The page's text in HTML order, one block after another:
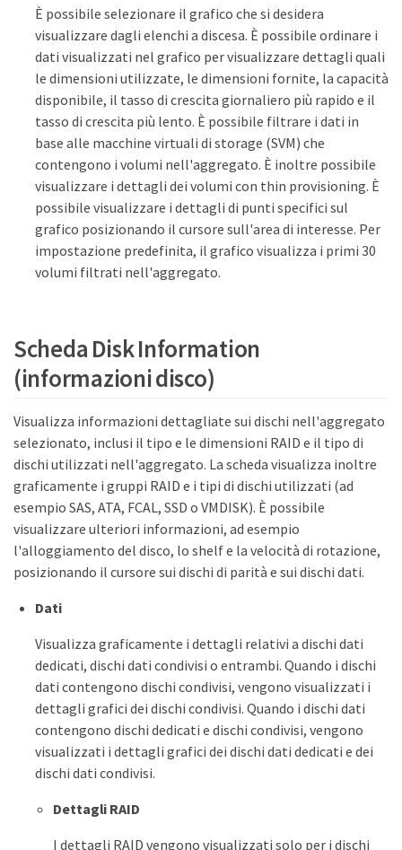
È possibile selezionare il grafico che si desidera
visualizzare dagli elenchi a discesa. È possibile ordinare i
dati visualizzati nel grafico per visualizzare dettagli quali
le dimensioni utilizzate, le dimensioni fornite, la capacità
disponibile, il tasso di crescita giornaliero più rapido e il
tasso di crescita più lento. È possibile filtrare i dati in
base alle macchine virtuali di storage (SVM) che
contengono i volumi nell'aggregato. È inoltre possibile
visualizzare i dettagli dei volumi con thin provisioning. È
possibile visualizzare i dettagli di punti specifici sul
grafico posizionando il cursore sull'area di interesse. Per
impostazione predefinita, il grafico visualizza i primi 30
volumi filtrati nell'aggregato.
Scheda Disk Information
(informazioni disco)
Visualizza informazioni dettagliate sui dischi nell'aggregato
selezionato, inclusi il tipo e le dimensioni RAID e il tipo di
dischi utilizzati nell'aggregato. La scheda visualizza inoltre
graficamente i gruppi RAID e i tipi di dischi utilizzati (ad
esempio SAS, ATA, FCAL, SSD o VMDISK). È possibile
visualizzare ulteriori informazioni, ad esempio
l'alloggiamento del disco, lo shelf e la velocità di rotazione,
posizionando il cursore sui dischi di parità e sui dischi dati.
Dati
Visualizza graficamente i dettagli relativi a dischi dati
dedicati, dischi dati condivisi o entrambi. Quando i dischi
dati contengono dischi condivisi, vengono visualizzati i
dettagli grafici dei dischi condivisi. Quando i dischi dati
contengono dischi dedicati e dischi condivisi, vengono
visualizzati i dettagli grafici dei dischi dati dedicati e dei
dischi dati condivisi.
Dettagli RAID
I dettagli RAID vengono visualizzati solo per i dischi